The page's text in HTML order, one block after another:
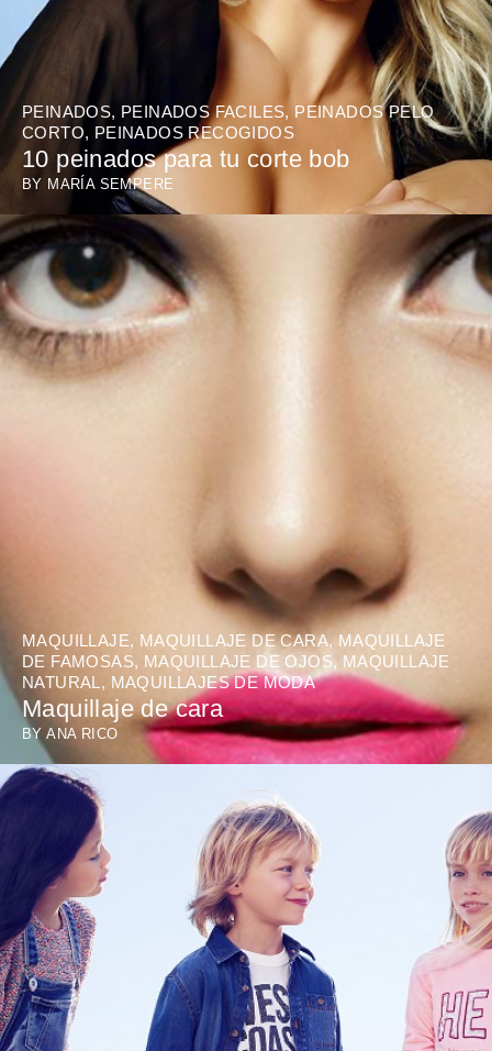
PEINADOS, PEINADOS FACILES, PEINADOS PELO
CORTO, PEINADOS RECOGIDOS
10 peinados para tu corte bob
BY MARÍA SEMPERE
MAQUILLAJE, MAQUILLAJE DE CARA,MAQUILLAJE
DE FAMOSAS, MAQUILLAJE DE OJOS, MAQUILLAJE
NATURAL , MAQUILLAJES DE MODA
Maquillaje de cara
BY ANA RICO